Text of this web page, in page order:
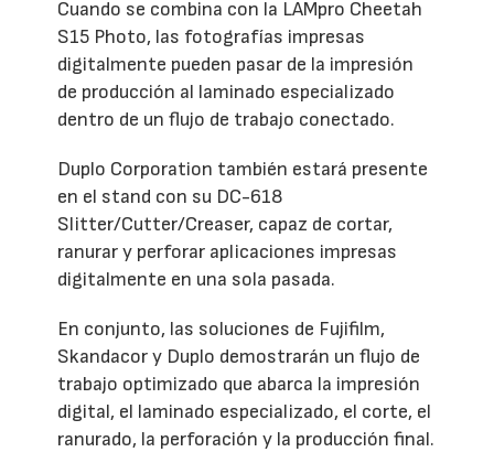
Cuando se combina con la LAMpro Cheetah
S15 Photo, las fotografías impresas
digitalmente pueden pasar de la impresión
de producción al laminado especializado
dentro de un flujo de trabajo conectado.
Duplo Corporation también estará presente
en el stand con su DC-618
Slitter/Cutter/Creaser, capaz de cortar,
ranurar y perforar aplicaciones impresas
digitalmente en una sola pasada.
En conjunto, las soluciones de Fujifilm,
Skandacor y Duplo demostrarán un flujo de
trabajo optimizado que abarca la impresión
digital, el laminado especializado, el corte, el
ranurado, la perforación y la producción final.